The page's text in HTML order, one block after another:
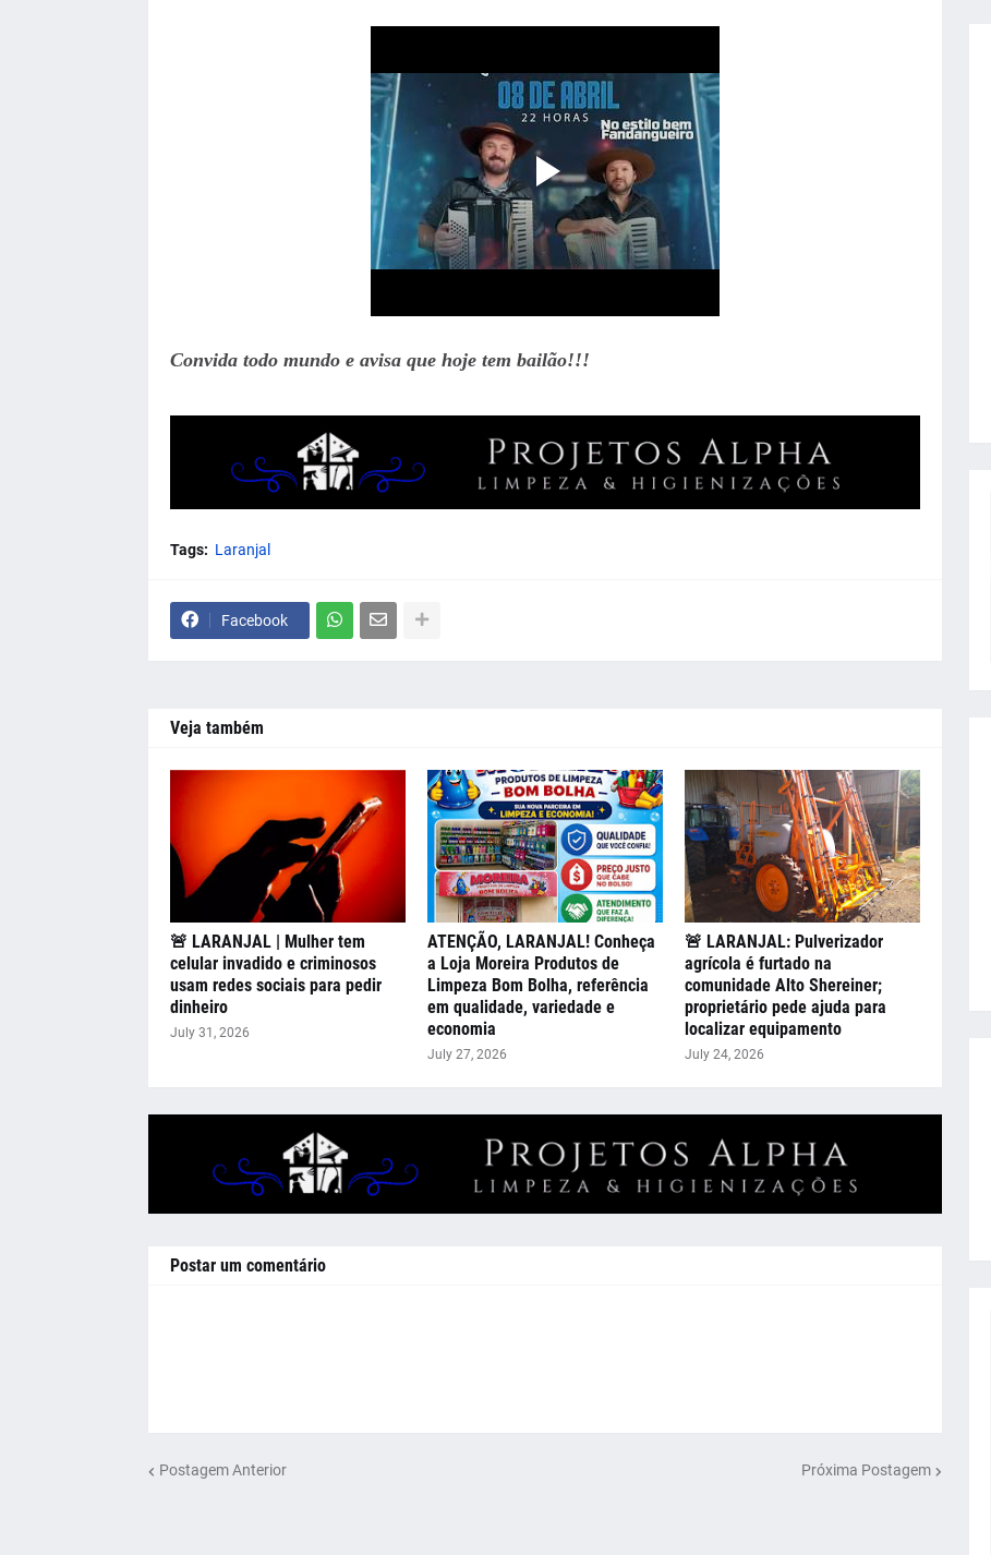
Convida todo mundo e avisa que hoje tem bailão!!!
Tags: Laranjal
Facebook
Veja também
🚨 LARANJAL | Mulher tem
celular invadido e criminosos
usam redes sociais para pedir
dinheiro
July 31, 2026
ATENÇÃO, LARANJAL! Conheça
a Loja Moreira Produtos de
Limpeza Bom Bolha, referência
em qualidade, variedade e
economia
July 27, 2026
🚨 LARANJAL: Pulverizador
agrícola é furtado na
comunidade Alto Shereiner;
proprietário pede ajuda para
localizar equipamento
July 24, 2026
Postar um comentário
Postagem Anterior Próxima Postagem